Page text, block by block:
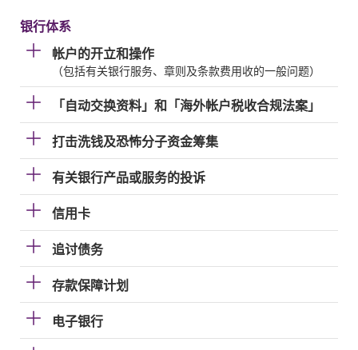
银行体系
帐户的开立和操作
（包括有关银行服务、章则及条款费用收的一般问题）
「自动交换资料」和「海外帐户税收合规法案」
打击洗钱及恐怖分子资金筹集
有关银行产品或服务的投诉
信用卡
追讨债务
存款保障计划
电子银行